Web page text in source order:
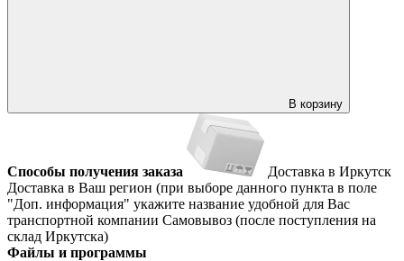
В корзину
Способы получения заказа
Доставка в Иркутск
Доставка в Ваш регион (при выборе данного пункта в поле
"Доп. информация" укажите название удобной для Вас
транспортной компании Самовывоз (после поступления на
склад Иркутска)
Файлы и программы